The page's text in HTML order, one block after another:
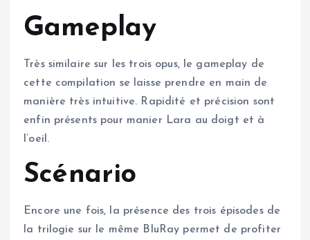
Gameplay
Très similaire sur les trois opus, le gameplay de
cette compilation se laisse prendre en main de
manière très intuitive. Rapidité et précision sont
enfin présents pour manier Lara au doigt et à
l’oeil.
Scénario
Encore une fois, la présence des trois épisodes de
la trilogie sur le même BluRay permet de profiter